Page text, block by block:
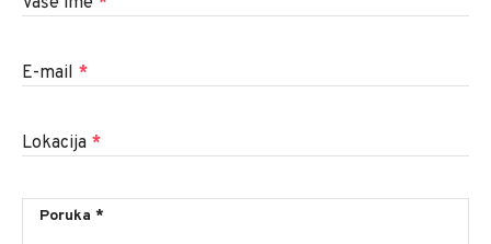
E-mail *
Lokacija *